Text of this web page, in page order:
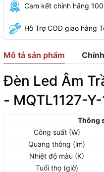
Cam kết chính hãng
Hỗ Trợ COD giao hàng
Mô tả sản phẩm
Đèn Led Âm
- MQTL1127-
Thông
Công suất (W)
Quang thông (lm)
Nhiệt độ màu (K)
Tuổi thọ (giờ)